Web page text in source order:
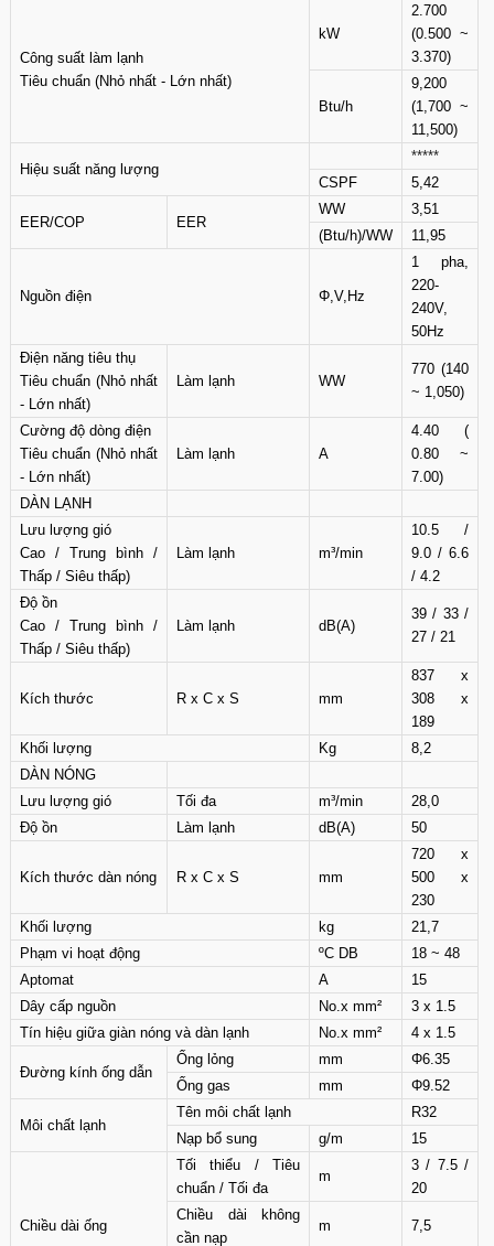
Công suất làm lạnh
Tiêu chuẩn (Nhỏ nhất - Lớn nhất)
kW
2.700
(0.500 ~
3.370)
Btu/h
9,200
(1,700 ~
11,500)
Hiệu suất năng lượng
*****
CSPF
5,42
EER/COP EER
WW
3,51
(Btu/h)/WW
11,95
Nguồn điện Φ,V,Hz
1 pha,
220-
240V,
50Hz
Điện năng tiêu thụ
Tiêu chuẩn (Nhỏ nhất
- Lớn nhất)
Làm lạnh WW
770 (140
~ 1,050)
Cường độ dòng điện
Tiêu chuẩn (Nhỏ nhất
- Lớn nhất)
Làm lạnh A
4.40 (
0.80 ~
7.00)
DÀN LẠNH
Lưu lượng gió
Cao / Trung bình /
Thấp / Siêu thấp)
Làm lạnh m³/min
10.5 /
9.0 / 6.6
/ 4.2
Độ ồn
Cao / Trung bình /
Thấp / Siêu thấp)
Làm lạnh dB(A)
39 / 33 /
27 / 21
Kích thước R x C x S mm
837 x
308 x
189
Khối lượng
Kg
8,2
DÀN NÓNG
Lưu lượng gió
Tối đa m³/min
28,0
Độ ồn
Làm lạnh dB(A) 50
Kích thước dàn nóng R x C x S mm
720 x
500 x
230
Khối lượng
kg
21,7
Phạm vi hoạt động
ºC DB
18 ~ 48
Aptomat
A
15
Dây cấp nguồn
No.x mm²
3 x 1.5
Tín hiệu giữa giàn nóng và dàn lạnh
No.x mm² 4 x 1.5
Đường kính ống dẫn
Ống lỏng mm
Φ6.35
Ống gas
mm Φ9.52
Môi chất lạnh
Tên môi chất lạnh
R32
Nạp bổ sung
g/m 15
Chiều dài ống
Tối thiểu / Tiêu
chuẩn / Tối đa
m
3 / 7.5 /
20
Chiều dài không
cần nạp
m 7,5